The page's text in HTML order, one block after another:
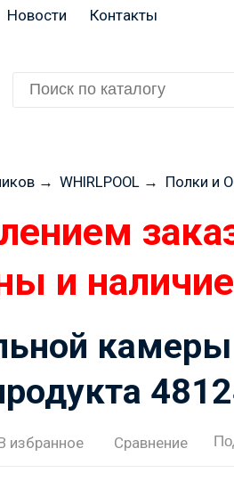
Новости Контакты
→ WHIRLPOOL → Полки и
и
избранное Сравнение